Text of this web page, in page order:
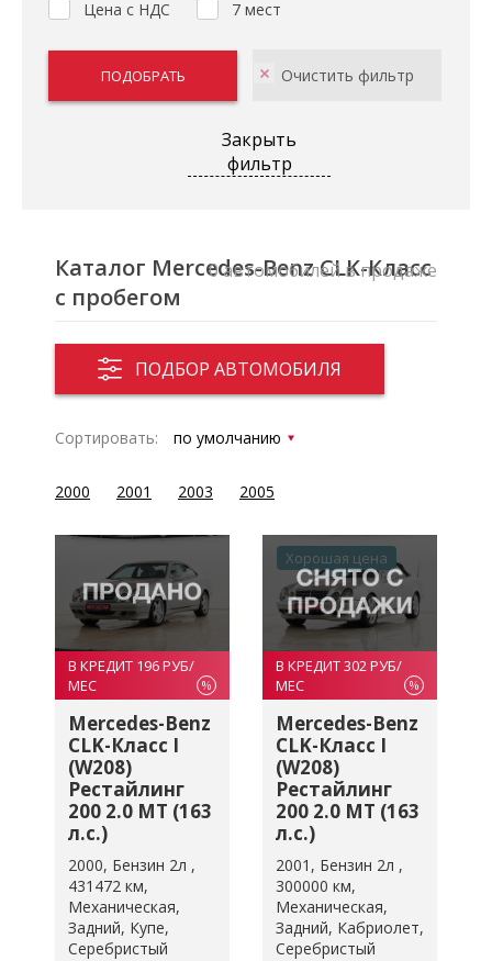
Цена с НДС 7 мест
Закрыть
фильтр
Каталог Mercedes-Benz CLK-Класс
с пробегом
ПОДБОР АВТОМОБИЛЯ
0 автомобилей в продаже
Сортировать:
2000 2001 2003 2005
В КРЕДИТ 196 РУБ/
МЕС
%
Mercedes-Benz
CLK-Класс I
(W208)
Рестайлинг
200 2.0 MT (163
л.с.)
2000 Бензин 2л
431472 км
Механическая
Задний Купе
Серебристый
Хорошая цена
В КРЕДИТ 302 РУБ/
МЕС
%
Mercedes-Benz
CLK-Класс I
(W208)
Рестайлинг
200 2.0 MT (163
л.с.)
2001
Бензин 2л
300000 км
Механическая
Задний Кабриолет
Серебристый